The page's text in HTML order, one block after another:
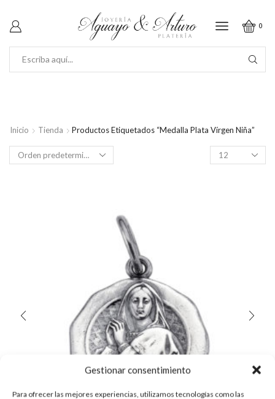
Gestionar consentimiento
Para ofrecer las mejores experiencias, utilizamos tecnologías como las
0
Inicio Tienda Productos Etiquetados “Medalla Plata Vírgen Niña”
Productos
por